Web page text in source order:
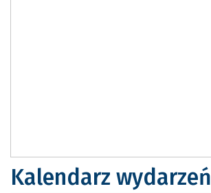
Kalendarz wydarzeń